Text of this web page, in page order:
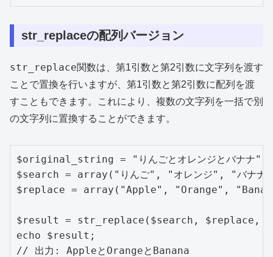
str_replaceの配列バージョン
str_replace関数は、第1引数と第2引数に文字列を渡す
ことで置換を行いますが、第1引数と第2引数に配列を渡
すこともできます。これにより、複数の文字列を一括で別
の文字列に置換することができます。
$original_string = "りんごとオレンジとバナナ";
$search = array("りんご", "オレンジ", "バナ
$replace = array("Apple", "Orange",
$result = str_replace($search, $replace,
echo $result;
// 出力: AppleとOrangeとBanana